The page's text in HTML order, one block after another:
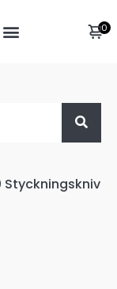
0
Styckningskniv